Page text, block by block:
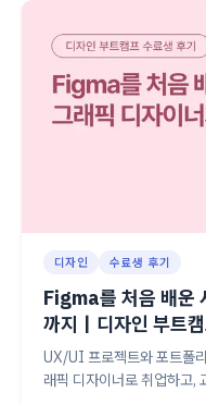
디자인 수료생 후기
Figma를 처음 배운
까지｜디자인 부트
UX/UI 프로젝트와 포트폴
래픽 디자이너로 취업하고,